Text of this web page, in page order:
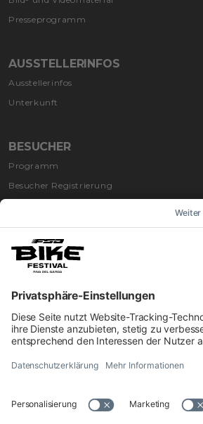
Presseprogramm
AUSSTELLERINFOS
Ausstellerinfos
Unterkunft
BESUCHER
Programm
Besucher Registrierung
Unterkunft
INFORMATIONEN
Privacy
Cookie Einstellungen
Bestimmungen